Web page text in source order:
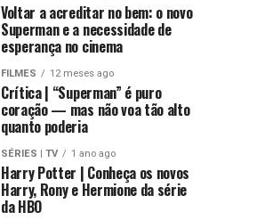
Voltar a acreditar no bem: o novo
Superman e a necessidade de
esperança no cinema
FILMES 12 meses ago
Crítica | “Superman” é puro
coração — mas não voa tão alto
quanto poderia
SÉRIES | TV 1 ano ago
Harry Potter | Conheça os novos
Harry, Rony e Hermione da série
da HBO